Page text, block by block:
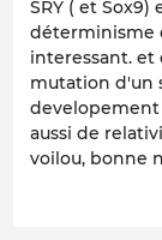
SRY ( et
déterminisme
interessant. et
mutation d'un
aussi de
voilou, bonne